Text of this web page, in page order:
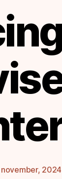
november, 2024